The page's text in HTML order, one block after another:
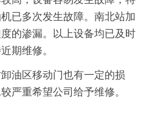
已多次发生故障。南北站加
的渗漏。以上设备均已及时
期维修。
油区移动门也有一定的损
严重希望公司给予维修。